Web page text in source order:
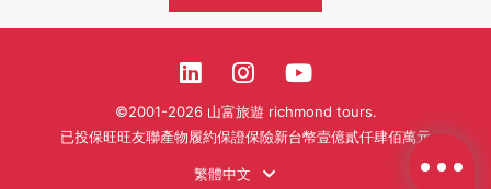
©2001-2026 山富旅遊 richmond tours.
已投保旺旺友聯產物履約保證保險新台幣壹億貳仟肆佰萬元
繁體中文